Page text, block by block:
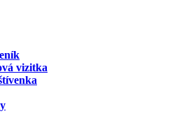
vizitka